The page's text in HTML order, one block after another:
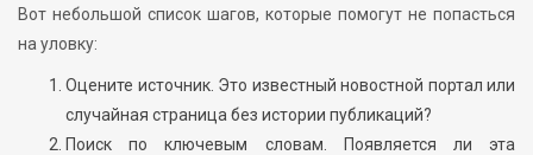
Вот небольшой список шагов, которые помогут не попасться
на уловку:
Оцените источник. Это известный новостной портал или
случайная страница без истории публикаций?
Поиск по ключевым словам. Появляется ли эта